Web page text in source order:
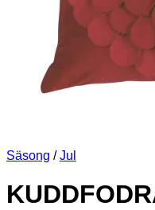
Säsong / Jul